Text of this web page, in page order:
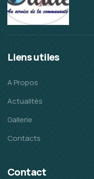
Liens utiles
A Propos
Actualités
Gallerie
Contacts
Contact